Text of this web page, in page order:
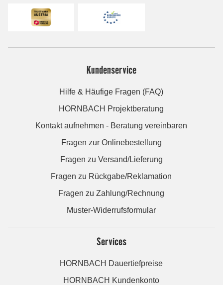
Kundenservice
Hilfe & Häufige Fragen (FAQ)
HORNBACH Projektberatung
Kontakt aufnehmen - Beratung vereinbaren
Fragen zur Onlinebestellung
Fragen zu Versand/Lieferung
Fragen zu Rückgabe/Reklamation
Fragen zu Zahlung/Rechnung
Muster-Widerrufsformular
Services
HORNBACH Dauertiefpreise
HORNBACH Kundenkonto